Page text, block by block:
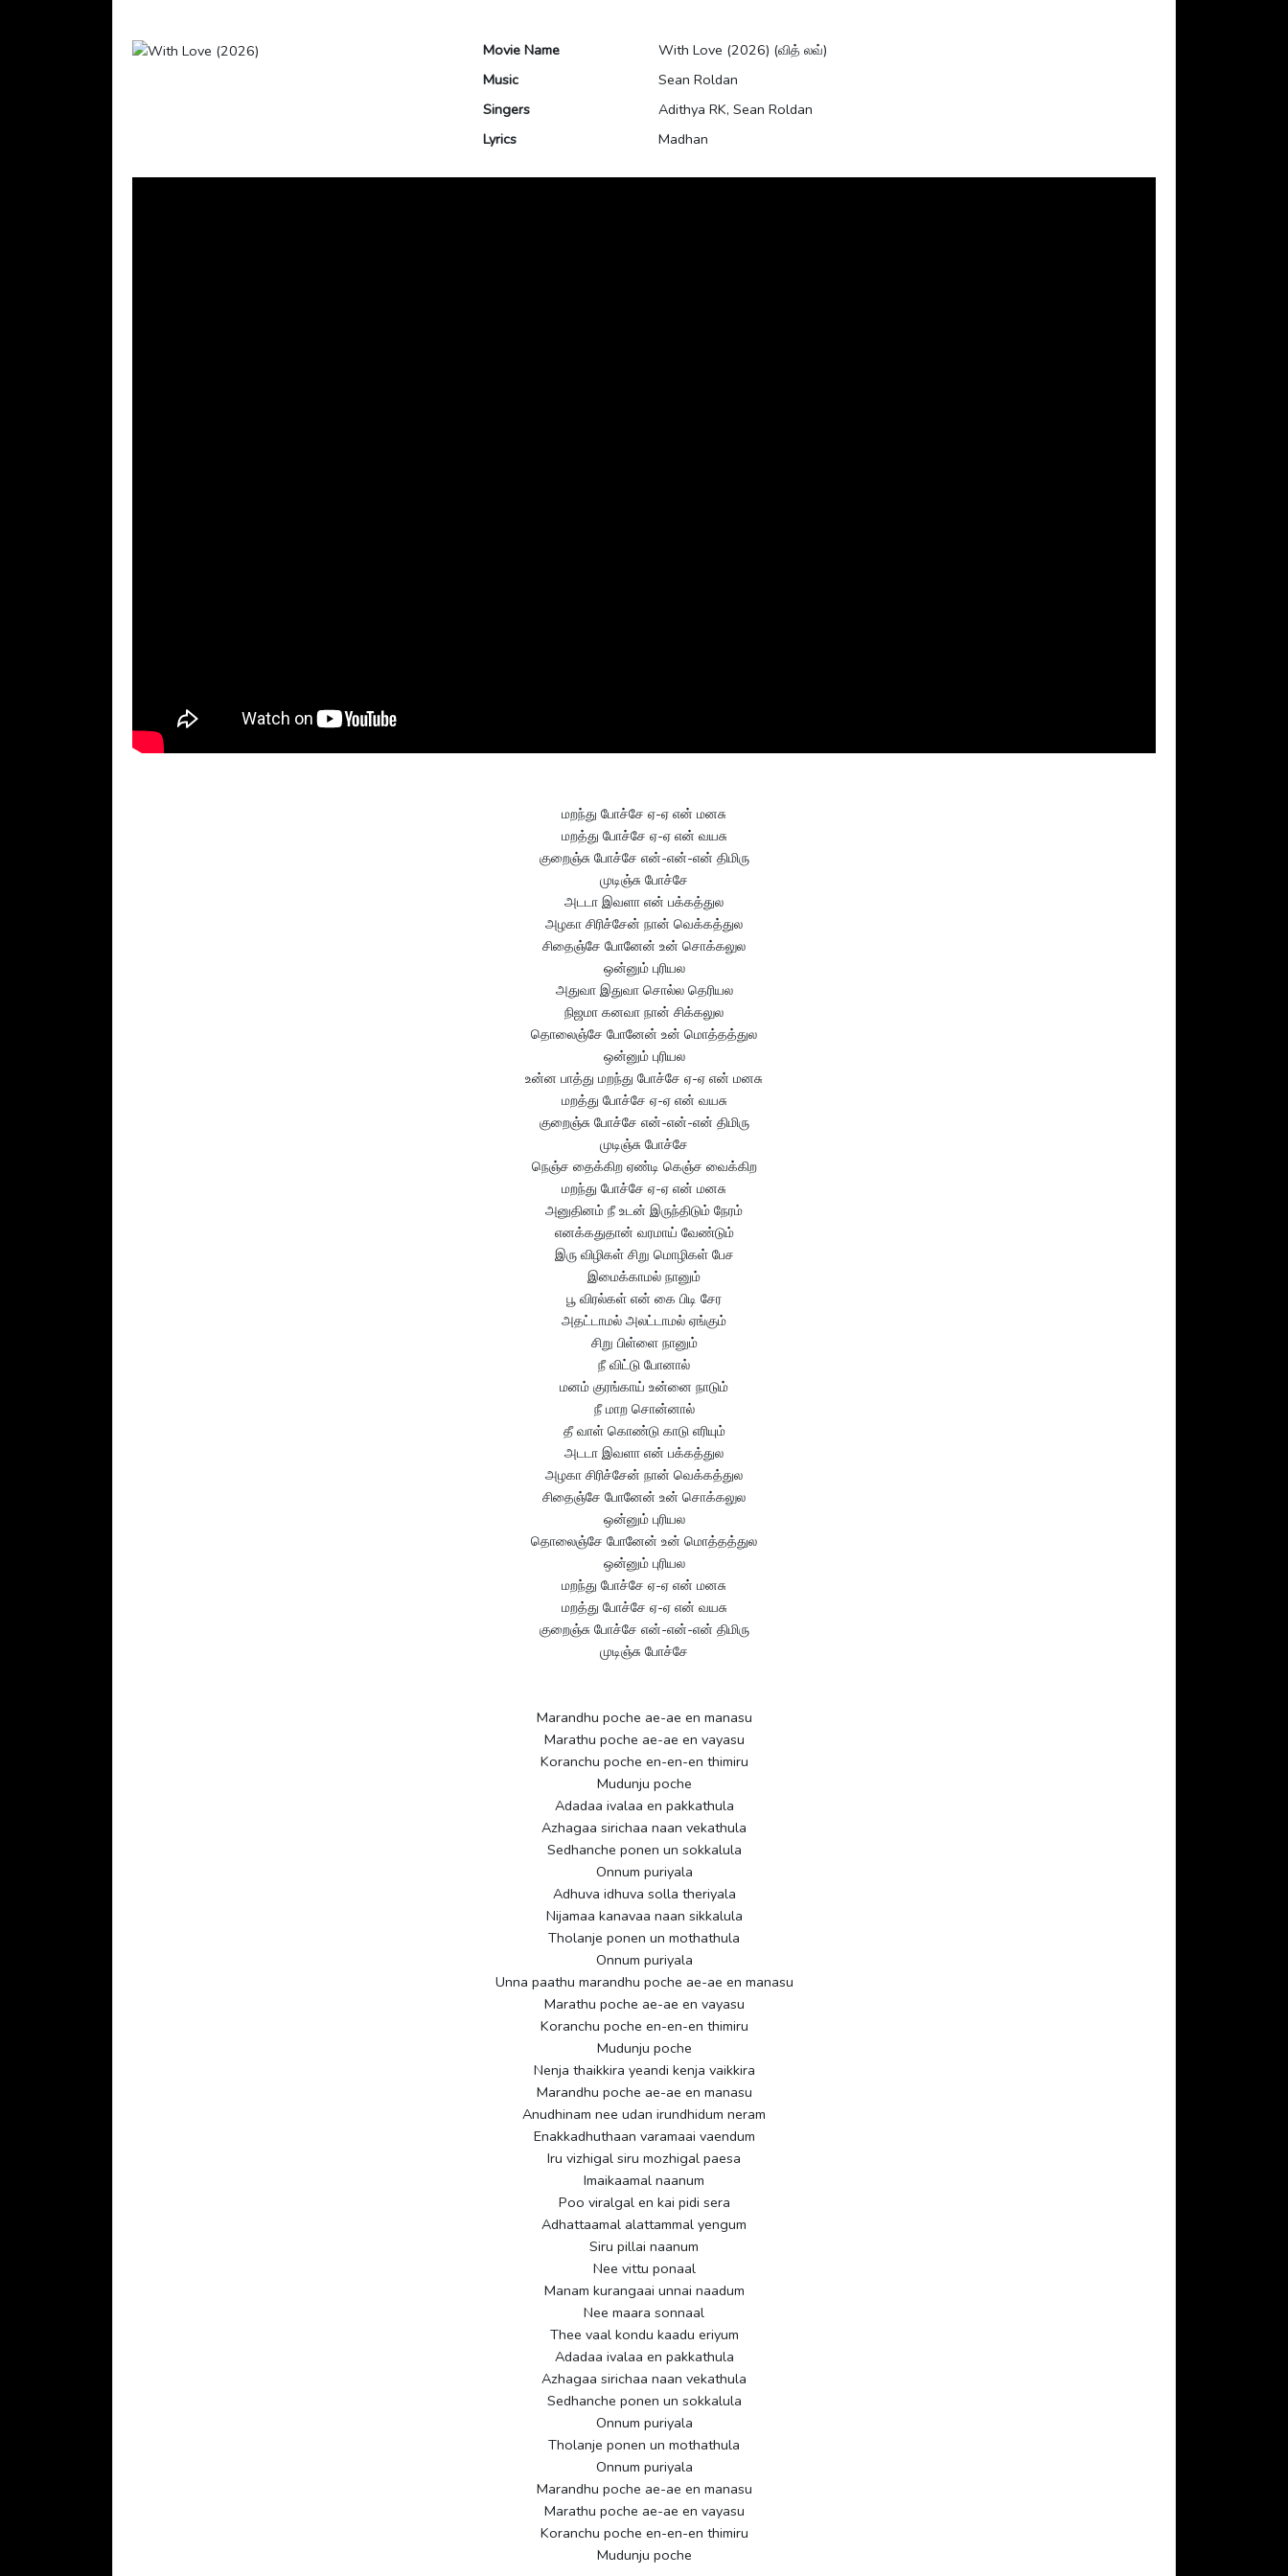
Movie Name
With Love (2026) (வித் லவ்)
Music
Sean Roldan
Singers
Adithya RK, Sean Roldan
Lyrics
Madhan
மறந்து போச்சே ஏ-ஏ என் மனசு
மறத்து போச்சே ஏ-ஏ என் வயசு
குறைஞ்சு போச்சே என்-என்-என் திமிரு
முடிஞ்சு போச்சே
அடடா இவளா என் பக்கத்துல
அழகா சிரிச்சேன் நான் வெக்கத்துல
சிதைஞ்சே போனேன் உன் சொக்கலுல
ஒன்னும் புரியல
அதுவா இதுவா சொல்ல தெரியல
நிஜமா கனவா நான் சிக்கலுல
தொலைஞ்சே போனேன் உன் மொத்தத்துல
ஒன்னும் புரியல
உன்ன பாத்து மறந்து போச்சே ஏ-ஏ என் மனசு
மறத்து போச்சே ஏ-ஏ என் வயசு
குறைஞ்சு போச்சே என்-என்-என் திமிரு
முடிஞ்சு போச்சே
நெஞ்ச தைக்கிற ஏண்டி கெஞ்ச வைக்கிற
மறந்து போச்சே ஏ-ஏ என் மனசு
அனுதினம் நீ உடன் இருந்திடும் நேரம்
எனக்கதுதான் வரமாய் வேண்டும்
இரு விழிகள் சிறு மொழிகள் பேச
இமைக்காமல் நானும்
பூ விரல்கள் என் கை பிடி சேர
அதட்டாமல் அலட்டாமல் ஏங்கும்
சிறு பிள்ளை நானும்
நீ விட்டு போனால்
மனம் குரங்காய் உன்னை நாடும்
நீ மாற சொன்னால்
தீ வாள் கொண்டு காடு எரியும்
அடடா இவளா என் பக்கத்துல
அழகா சிரிச்சேன் நான் வெக்கத்துல
சிதைஞ்சே போனேன் உன் சொக்கலுல
ஒன்னும் புரியல
தொலைஞ்சே போனேன் உன் மொத்தத்துல
ஒன்னும் புரியல
மறந்து போச்சே ஏ-ஏ என் மனசு
மறத்து போச்சே ஏ-ஏ என் வயசு
குறைஞ்சு போச்சே என்-என்-என் திமிரு
முடிஞ்சு போச்சே
Marandhu poche ae-ae en manasu
Marathu poche ae-ae en vayasu
Koranchu poche en-en-en thimiru
Mudunju poche
Adadaa ivalaa en pakkathula
Azhagaa sirichaa naan vekathula
Sedhanche ponen un sokkalula
Onnum puriyala
Adhuva idhuva solla theriyala
Nijamaa kanavaa naan sikkalula
Tholanje ponen un mothathula
Onnum puriyala
Unna paathu marandhu poche ae-ae en manasu
Marathu poche ae-ae en vayasu
Koranchu poche en-en-en thimiru
Mudunju poche
Nenja thaikkira yeandi kenja vaikkira
Marandhu poche ae-ae en manasu
Anudhinam nee udan irundhidum neram
Enakkadhuthaan varamaai vaendum
Iru vizhigal siru mozhigal paesa
Imaikaamal naanum
Poo viralgal en kai pidi sera
Adhattaamal alattammal yengum
Siru pillai naanum
Nee vittu ponaal
Manam kurangaai unnai naadum
Nee maara sonnaal
Thee vaal kondu kaadu eriyum
Adadaa ivalaa en pakkathula
Azhagaa sirichaa naan vekathula
Sedhanche ponen un sokkalula
Onnum puriyala
Tholanje ponen un mothathula
Onnum puriyala
Marandhu poche ae-ae en manasu
Marathu poche ae-ae en vayasu
Koranchu poche en-en-en thimiru
Mudunju poche